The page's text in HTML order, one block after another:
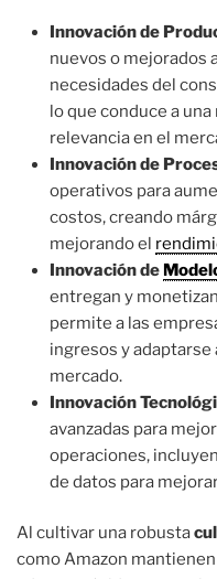
Innovación de
nuevos o mejorados
necesidades del
lo que conduce a una
relevancia en el
Innovación de
operativos para
costos, creando
mejorando el
Innovación de
entregan y
permite a las
ingresos y adaptarse
mercado.
Innovación
avanzadas para
operaciones,
de datos para
Al cultivar una robusta
como Amazon